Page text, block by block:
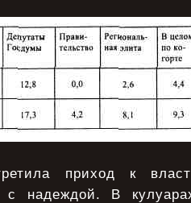
приход к
с надеждой. В